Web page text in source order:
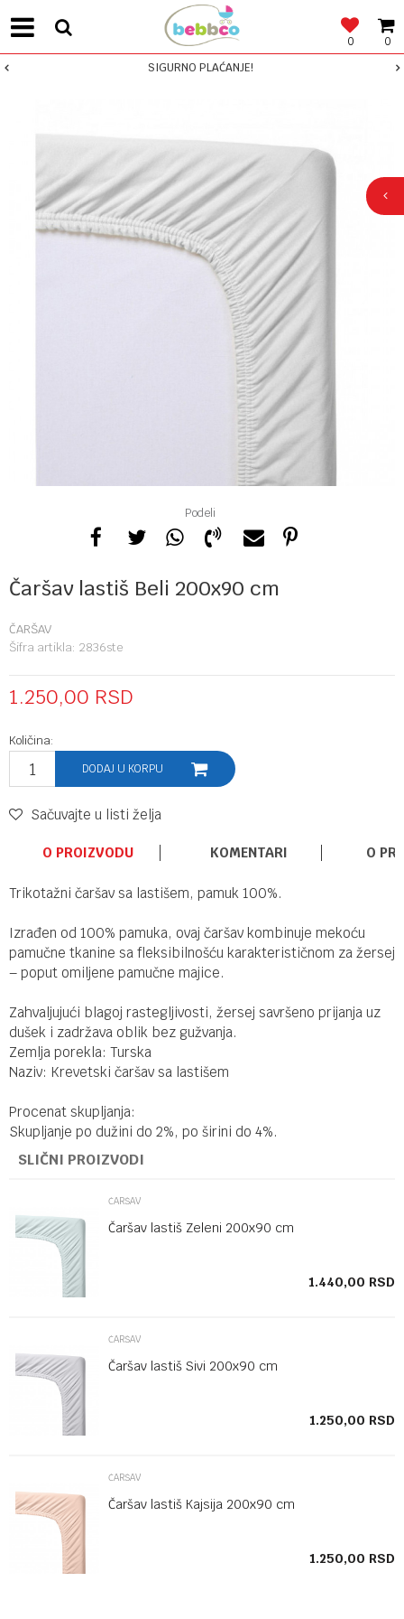
0
0
SIGURNO PLAĆANJE!
Podeli
Čaršav lastiš Beli 200x90 cm
ČARŠAV
Šifra artikla: 2836ste
1.250,00 RSD
Količina:
DODAJ U KORPU
Sačuvajte u listi želja
O PROIZVODU KOMENTARI O
Trikotažni čaršav sa lastišem, pamuk 100%.
Izrađen od 100% pamuka, ovaj čaršav kombinuje mekoću
pamučne tkanine sa fleksibilnošću karakterističnom za žersej
– poput omiljene pamučne majice.
Zahvaljujući blagoj rastegljivosti, žersej savršeno prijanja uz
dušek i zadržava oblik bez gužvanja.
Zemlja porekla: Turska
Naziv: Krevetski čaršav sa lastišem
Procenat skupljanja:
Skupljanje po dužini do 2%, po širini do 4%.
SLIČNI PROIZVODI
ČARŠAV
Čaršav lastiš Zeleni 200x90 cm
1.440,00 RSD
ČARŠAV
Čaršav lastiš Sivi 200x90 cm
1.250,00 RSD
ČARŠAV
Čaršav lastiš Kajsija 200x90 cm
1.250,00 RSD